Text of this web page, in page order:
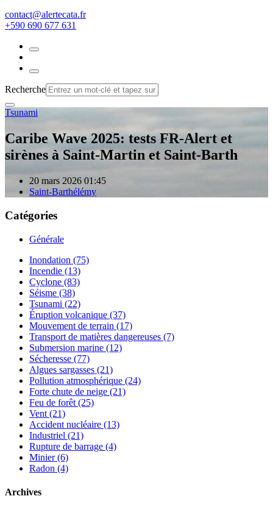
rf.atacetrela@tcatnoc
+590 690 677 631
Recherche
Tsunami
Caribe Wave 2025: tests FR-Alert et
sirènes à Saint-Martin et Saint-Barth
20 mars 2026 01:45
Saint-Barthélémy
Catégories
Générale
Inondation (75)
Incendie (13)
Cyclone (83)
Séisme (38)
Tsunami (22)
Éruption volcanique (37)
Mouvement de terrain (17)
Transport de matières dangereuses (7)
Submersion marine (12)
Sécheresse (77)
Algues sargasses (21)
Pollution atmosphérique (24)
Forte chute de neige (21)
Feu de forêt (25)
Vent (21)
Accident nucléaire (13)
Industriel (21)
Rupture de barrage (4)
Minier (6)
Radon (4)
Archives